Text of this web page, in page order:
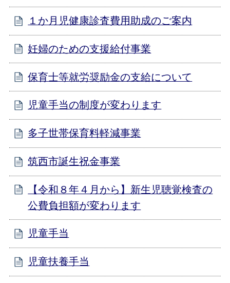
１か月児健康診査費用助成のご案内
妊婦のための支援給付事業
保育士等就労奨励金の支給について
児童手当の制度が変わります
多子世帯保育料軽減事業
筑西市誕生祝金事業
【令和８年４月から】新生児聴覚検査の
公費負担額が変わります
児童手当
児童扶養手当